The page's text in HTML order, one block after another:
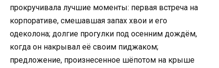
прокручивала лучшие моменты: первая встреча на
корпоративе, смешавшая запах хвои и его
одеколона; долгие прогулки под осенним дождём,
когда он накрывал её своим пиджаком;
предложение, произнесенное шёпотом на крыше